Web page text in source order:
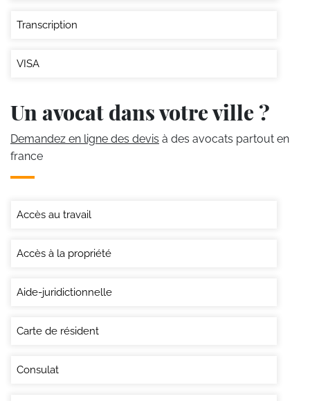
Transcription
VISA
Un avocat dans votre ville ?
Demandez en ligne des devis à des avocats partout en
france
Accès au travail
Accès à la propriété
Aide-juridictionnelle
Carte de résident
Consulat